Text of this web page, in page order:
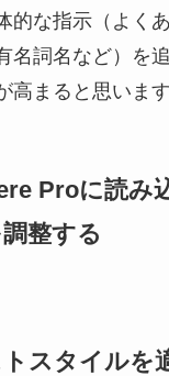
的な指示（よく
名詞名など）を
高まると思います
Proに読み
整する
スタイルを